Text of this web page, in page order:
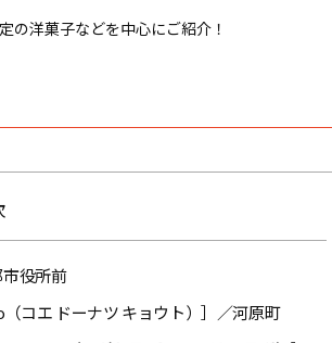
の洋菓子などを中心にご紹介！
役所前
コエ ドーナツ キョウト）］／河原町